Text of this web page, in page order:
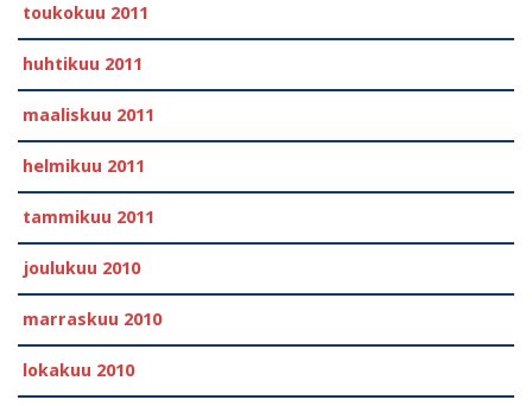
toukokuu 2011
huhtikuu 2011
maaliskuu 2011
helmikuu 2011
tammikuu 2011
joulukuu 2010
marraskuu 2010
lokakuu 2010